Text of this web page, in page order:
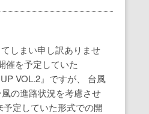
オンラインショップ
eGift
トップページ（スクール会
様向け）
しまい申し訳ありませ
催を予定していた
VOL.2』ですが、 台風
の進路状況を考慮させ
定していた形式での開